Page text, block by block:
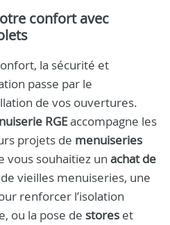
confort avec
la sécurité et
passe par le
de vos ouvertures.
RGEaccompagne les
projets de menuiseries
vous souhaitiez un achat de
vieilles menuiseries, une
renforcer l’isolation
ou la pose de stores et